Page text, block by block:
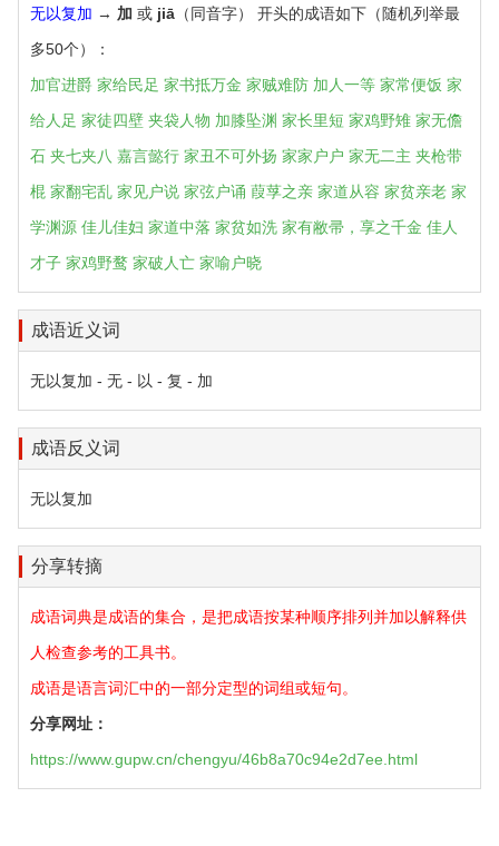
无以复加 → 加 或 jiā （同音字） 开头的成语如下（随机列举最
多50个）：
加官进爵 家给民足 家书抵万金 家贼难防 加人一等 家常便饭 家
给人足 家徒四壁 夹袋人物 加膝坠渊 家长里短 家鸡野雉 家无儋
石 夹七夹八 嘉言懿行 家丑不可外扬 家家户户 家无二主 夹枪带
棍 家翻宅乱 家见户说 家弦户诵 葭莩之亲 家道从容 家贫亲老 家
学渊源 佳儿佳妇 家道中落 家贫如洗 家有敝帚，享之千金 佳人
才子 家鸡野鹜 家破人亡 家喻户晓
成语近义词
无以复加 - 无 - 以 - 复 - 加
成语反义词
无以复加
分享转摘
成语词典是成语的集合，是把成语按某种顺序排列并加以解释供
人检查参考的工具书。
成语是语言词汇中的一部分定型的词组或短句。
分享网址：
https://www.gupw.cn/chengyu/46b8a70c94e2d7ee.html